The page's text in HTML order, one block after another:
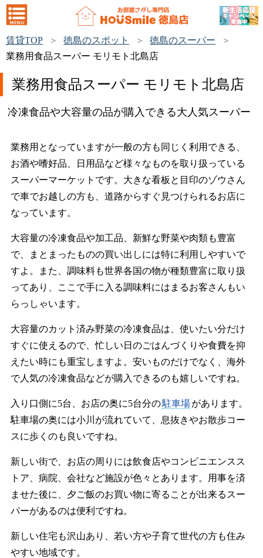
賃貸TOP 徳島のスポット
徳島のスーパー
業務用食品スーパー モリモト北島店
業務用食品スーパー モリモト北島店
冷凍食品や大容量の品が購入できる大人気スーパー
業務用となっていますが一般の方も同じく利用できる、
お酒や嗜好品、日用品など様々なものを取り扱っている
スーパーマーケットです。大きな看板と目印のゾウさん
で車でお越しの方も、道路からすぐ見つけられるお店に
なっています。
大容量の冷凍食品や加工品、新鮮な野菜や肉類も豊富
で、まとまったものの買い出しには特に利用しやすいで
すよ。また、調味料も世界各国の物が種類豊富に取り扱
ってあり、ここで手に入る調味料にはまるお客さんもい
らっしゃいます。
大容量のカット済み野菜の冷凍食品は、使いたい分だけ
すぐに使えるので、忙しい日のごはんづくりや食費を抑
えたい時にも重宝しますよ。安いものだけでなく、海外
で人気の冷凍食品などが購入できるのも嬉しいですね。
入り口側に5台、お店の奥に5台分の駐車場があります。
駐車場の奥には小川が流れていて、息抜きやお散歩コー
スに歩くのも良いですね。
新しい街で、お店の周りには飲食店やコンビニエンスス
トア、病院、会社など施設が色々とあります。用事を済
ませた後に、夕ご飯のお買い物に寄ることが出来るスー
パーがあるのは便利ですね。
新しい住宅も沢山あり、若い方や子育て世代の方も住み
やすい地域です。